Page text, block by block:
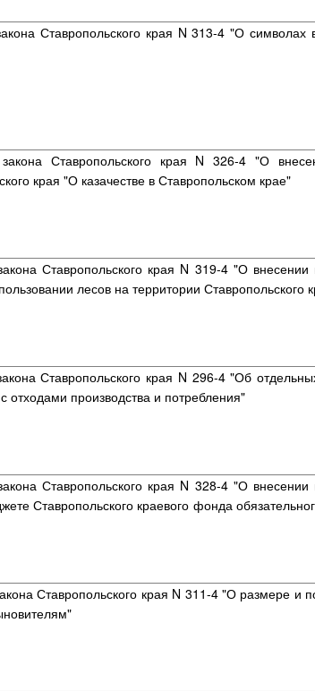
Ставропольского края N 313-4 "О символах
Ставропольского края N 326-4 "О
края "О казачестве в Ставропольском крае"
Ставропольского края N 319-4 "О внесении
лесов на территории Ставропольского
Ставропольского края N 296-4 "Об
отходами производства и потребления"
Ставропольского края N 328-4 "О внесении
Ставропольского краевого фонда
Ставропольского края N 311-4 "О размере и